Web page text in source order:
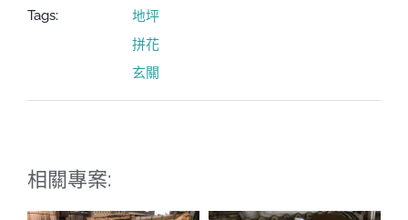
Tags:
地坪
拼花
玄關
相關專案: